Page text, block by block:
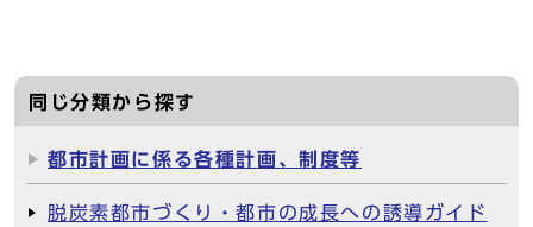
同じ分類から探す
都市計画に係る各種計画、制度等
脱炭素都市づくり・都市の成長への誘導ガイド